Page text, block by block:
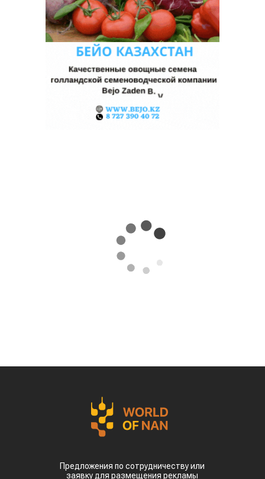
Предложения по сотрудничеству или
заявку для размещения рекламы